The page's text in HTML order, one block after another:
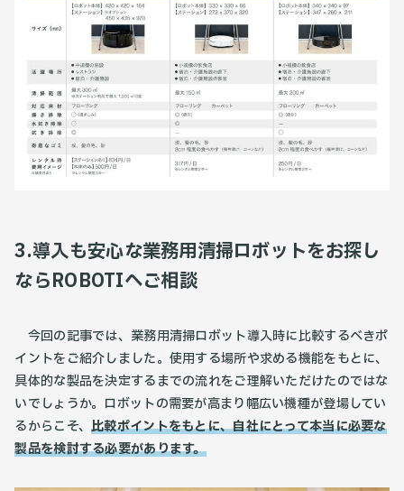
3.導入も安心な業務用清掃ロボットをお探し
ならROBOTIへご相談
今回の記事では、業務用清掃ロボット導入時に比較するべきポ
イントをご紹介しました。使用する場所や求める機能をもとに、
具体的な製品を決定するまでの流れをご理解いただけたのではな
いでしょうか。ロボットの需要が高まり幅広い機種が登場してい
るからこそ、比較ポイントをもとに、自社にとって本当に必要な
製品を検討する必要があります。